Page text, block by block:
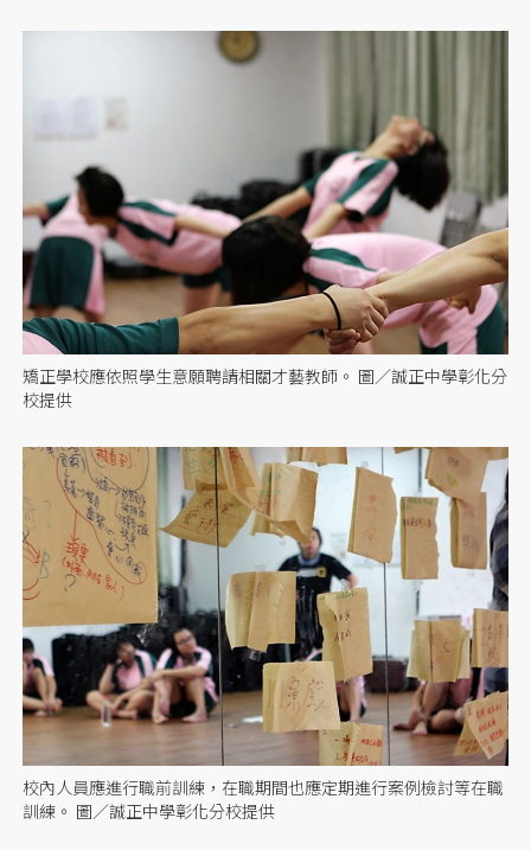
矯正學校應依照學生意願聘請相關才藝教師。 圖／誠正中學彰化分
校提供
校內人員應進行職前訓練，在職期間也應定期進行案例檢討等在職
訓練。 圖／誠正中學彰化分校提供